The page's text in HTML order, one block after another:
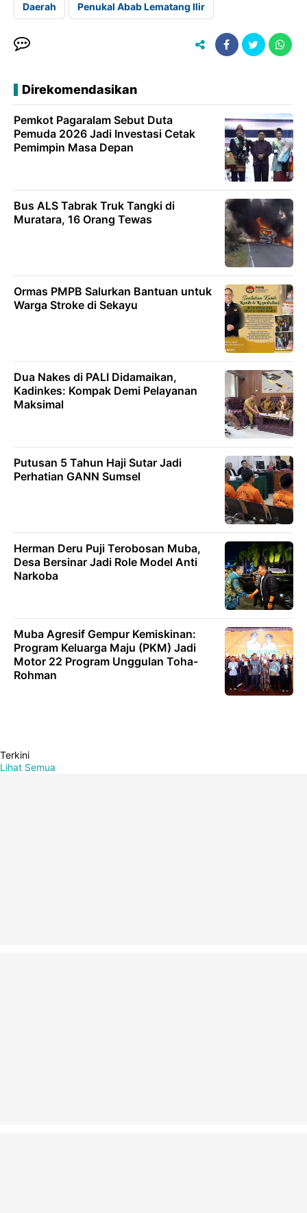
Daerah Penukal Abab Lematang Ilir
Direkomendasikan
Pemkot Pagaralam Sebut Duta
Pemuda 2026 Jadi Investasi Cetak
Pemimpin Masa Depan
Bus ALS Tabrak Truk Tangki di
Muratara, 16 Orang Tewas
Ormas PMPB Salurkan Bantuan untuk
Warga Stroke di Sekayu
Dua Nakes di PALI Didamaikan,
Kadinkes: Kompak Demi Pelayanan
Maksimal
Putusan 5 Tahun Haji Sutar Jadi
Perhatian GANN Sumsel
Herman Deru Puji Terobosan Muba,
Desa Bersinar Jadi Role Model Anti
Narkoba
Muba Agresif Gempur Kemiskinan:
Program Keluarga Maju (PKM) Jadi
Motor 22 Program Unggulan Toha-
Rohman
Terkini
Lihat Semua